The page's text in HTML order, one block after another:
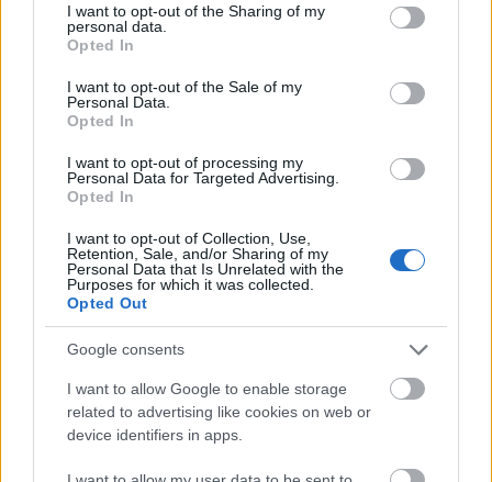
not limited to your visit or usage behaviour. You may click to
grant or deny consent to Google and its third-party tags to
use your data for below specified purposes in below Google
consent section.
I want to opt-out of the Sharing of my
personal data.
Opted In
I want to opt-out of the Sale of my
Personal Data.
Opted In
I want to opt-out of processing my
Personal Data for Targeted Advertising.
Opted In
I want to opt-out of Collection, Use,
Retention, Sale, and/or Sharing of my
Personal Data that Is Unrelated with the
Purposes for which it was collected.
Opted Out
Google consents
I want to allow Google to enable storage
related to advertising like cookies on web or
device identifiers in apps.
Sally Field (May Parker) - Kovács Nóra
anyukahang volt. A Pókemberben a szerep
természetesen mélyebb, színesebb. Nóra kiválóan
bölcsesség, amely többek között már a Gyűrűk ura
trilógiában is sokunkat szórakoztatott – a szó
legnemesebb értelmében.
Rhys Ifans (Dr. Curt Connors / a Gyík) – Schnell Ádám